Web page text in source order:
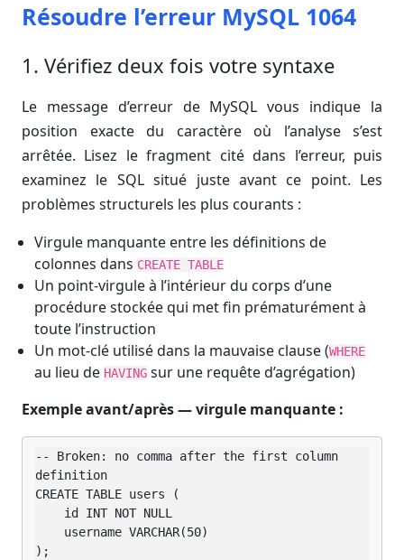
Résoudre l’erreur MySQL 1064
1. Vérifiez deux fois votre syntaxe
Le message d’erreur de MySQL vous indique la
position exacte du caractère où l’analyse s’est
arrêtée. Lisez le fragment cité dans l’erreur, puis
examinez le SQL situé juste avant ce point. Les
problèmes structurels les plus courants :
Virgule manquante entre les définitions de
colonnes dans CREATE TABLE
Un point-virgule à l’intérieur du corps d’une
procédure stockée qui met fin prématurément à
toute l’instruction
Un mot-clé utilisé dans la mauvaise clause (WHERE
au lieu deHAVING sur une requête d’agrégation)
Exemple avant/après — virgule manquante :
-- Broken: no comma after the first column
definition
CREATE TABLE users (
);